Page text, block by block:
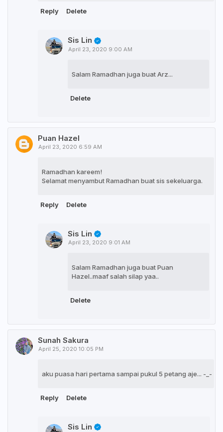
Reply Delete
Sis Lin
April 23, 2020 9:00 AM
Salam Ramadhan juga buat Arz...
Delete
Puan Hazel
April 23, 2020 6:59 AM
Ramadhan kareem!
Selamat menyambut Ramadhan buat sis sekeluarga.
Reply Delete
Sis Lin
April 23, 2020 9:01 AM
Salam Ramadhan juga buat Puan
Hazel..maaf salah silap yaa..
Delete
Sunah Sakura
April 25, 2020 10:05 PM
aku puasa hari pertama sampai pukul 5 petang aje... -_-
Reply Delete
Sis Lin